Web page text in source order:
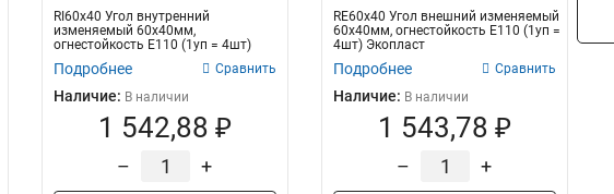
RI60х40 Угол внутренний
изменяемый 60х40мм,
огнестойкость E110 (1уп = 4шт)
Экопласт
Подробнее Сравнить
Наличие: В наличии
1 542,88 ₽
– +
RE60х40 Угол внешний изменяемый
60х40мм, огнестойкость E110 (1уп =
4шт) Экопласт
Подробнее Сравнить
Наличие: В наличии
1 543,78 ₽
– +